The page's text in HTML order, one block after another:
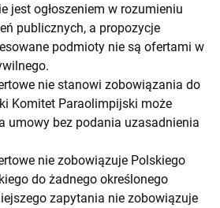
jest ogłoszeniem w rozumieniu
publicznych, a propozycje
podmioty nie są ofertami w
nie stanowi zobowiązania do
Komitet Paraolimpijski może
umowy bez podania uzasadnienia
nie zobowiązuje Polskiego
do żadnego określonego
zapytania nie zobowiązuje